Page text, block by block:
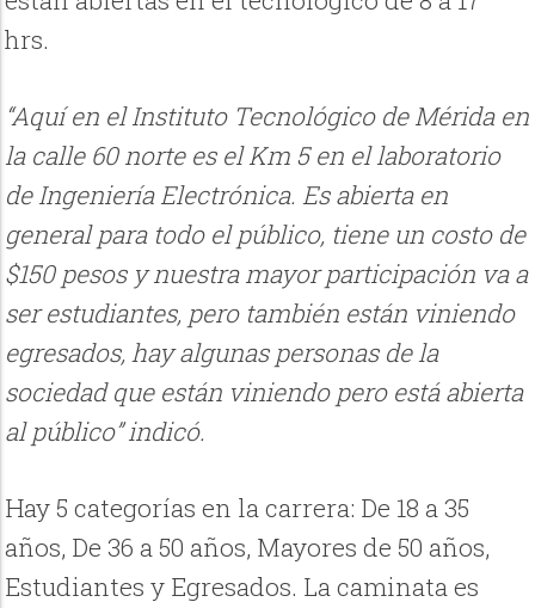
hrs.
“Aquí en el Instituto Tecnológico de Mérida en
la calle 60 norte es el Km 5 en el laboratorio
de Ingeniería Electrónica. Es abierta en
general para todo el público, tiene un costo de
$150 pesos y nuestra mayor participación va a
ser estudiantes, pero también están viniendo
egresados, hay algunas personas de la
sociedad que están viniendo pero está abierta
al público” indicó.
Hay 5 categorías en la carrera: De 18 a 35
años, De 36 a 50 años, Mayores de 50 años,
Estudiantes y Egresados. La caminata es